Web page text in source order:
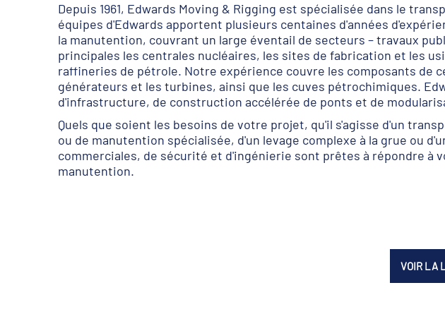
Depuis 1961, Edwards Moving & Rigging est spécialisée dans le
équipes d'Edwards apportent plusieurs centaines d'années
la manutention, couvrant un large éventail de secteurs – travaux
principales les centrales nucléaires, les sites de fabrication et les
raffineries de pétrole. Notre expérience couvre les composants de
générateurs et les turbines, ainsi que les cuves pétrochimiques.
d'infrastructure, de construction accélérée de ponts et de
Quels que soient les besoins de votre projet, qu'il s'agisse d'un
ou de manutention spécialisée, d'un levage complexe à la grue ou
commerciales, de sécurité et d'ingénierie sont prêtes à répondre à
manutention.
VOIR LA